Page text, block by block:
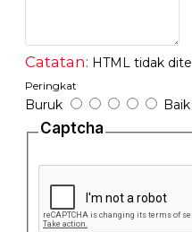
Catatan: HTML tidak
Peringkat
Buruk Baik
Captcha